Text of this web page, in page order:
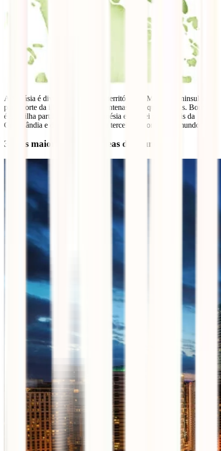
A Malásia é divida em 2 grandes territórios, a Malásia Peninsular e a
parte norte da ilha de Bornéu e centenas de pequenas ilhas. Bornéu
é uma ilha partilhada com a Indonésia e Brunei que depois da
Gronelândia e da Nova Guiné é a terceira maior ilha do mundo!
3 – As maiores torres gémeas do mundo